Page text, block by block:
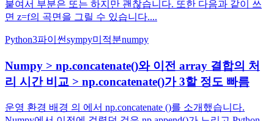
붙여서 부분은 또는 하지만 괜찮습니다. 또한 다음과 같이 쓰
면 z=f의 곡면을 그릴 수 있습니다....
Python3파이썬sympy미적분numpy
Numpy > np.concatenate()와 이전 array 결합의 처
리 시간 비교 > np.concatenate()가 3할 정도 빠름
운영 환경 배경 의 에서 np.concatenate ()를 소개했습니다.